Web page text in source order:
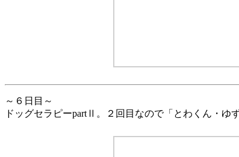
～６日目～
ドッグセラピーpartⅡ。２回目なので「とわくん・ゆ